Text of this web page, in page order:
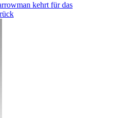
kehrt für das